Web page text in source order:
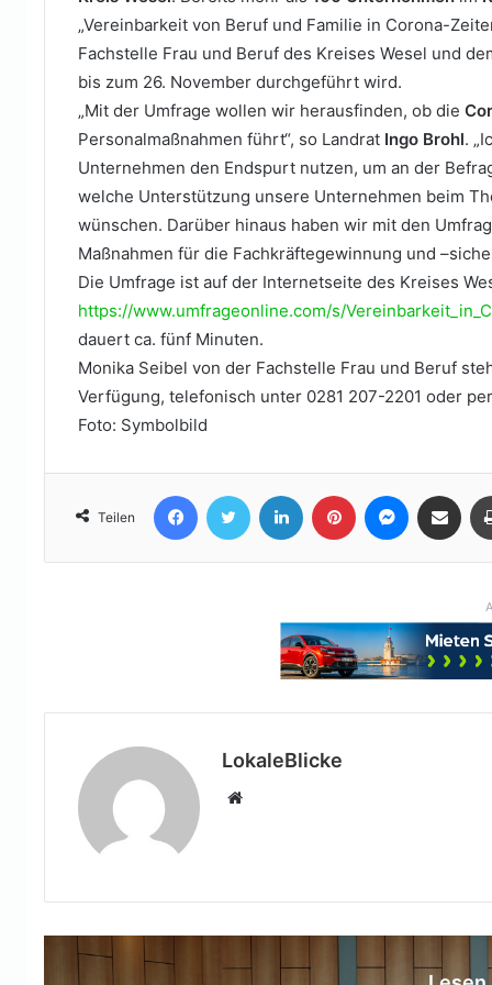
„Vereinbarkeit von Beruf und Familie in Corona-
Fachstelle Frau und Beruf des Kreises Wesel und
bis zum 26. November durchgeführt wird.
„Mit der Umfrage wollen wir herausfinden, ob die
Personalmaßnahmen führt“, so Landrat Ingo Brohl.
Unternehmen den Endspurt nutzen, um an der
welche Unterstützung unsere Unternehmen beim
wünschen. Darüber hinaus haben wir mit den
Maßnahmen für die Fachkräftegewinnung und
Die Umfrage ist auf der Internetseite des Kreises
https://www.umfrageonline.com/s/
dauert ca. fünf Minuten.
Monika Seibel von der Fachstelle Frau und Beruf
Verfügung, telefonisch unter 0281 207-2201 oder
Foto: Symbolbild
Teilen
FacebookTwitter LinkedIn Pinterest Messenger
Teile per E-Mail
LokaleBlicke
Webseite